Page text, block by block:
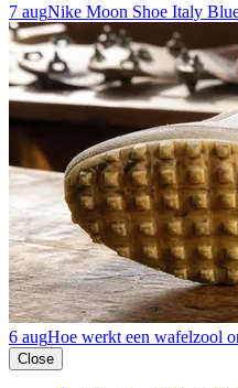
7 augNike Moon Shoe Italy
6 augHoe werkt een wafelzool
Close